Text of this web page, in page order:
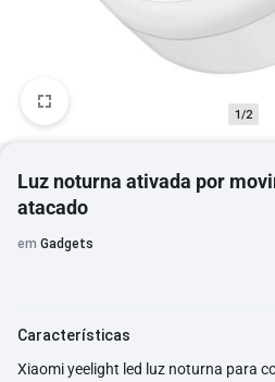
1/2
Luz noturna ativada por
atacado
em Gadgets
Características
Xiaomi yeelight led luz noturna para